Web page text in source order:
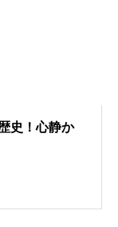
史！心静か